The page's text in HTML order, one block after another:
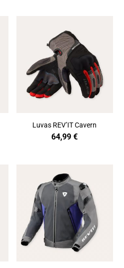
Luvas REV’IT Cavern
64,99€